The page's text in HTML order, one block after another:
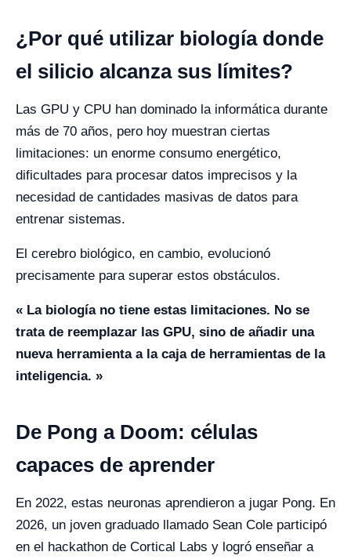
¿Por qué utilizar biología donde
el silicio alcanza sus límites?
Las GPU y CPU han dominado la informática durante
más de 70 años, pero hoy muestran ciertas
limitaciones: un enorme consumo energético,
dificultades para procesar datos imprecisos y la
necesidad de cantidades masivas de datos para
entrenar sistemas.
El cerebro biológico, en cambio, evolucionó
precisamente para superar estos obstáculos.
« La biología no tiene estas limitaciones. No se
trata de reemplazar las GPU, sino de añadir una
nueva herramienta a la caja de herramientas de la
inteligencia. »
De Pong a Doom: células
capaces de aprender
En 2022, estas neuronas aprendieron a jugar Pong. En
2026, un joven graduado llamado Sean Cole participó
en el hackathon de Cortical Labs y logró enseñar a